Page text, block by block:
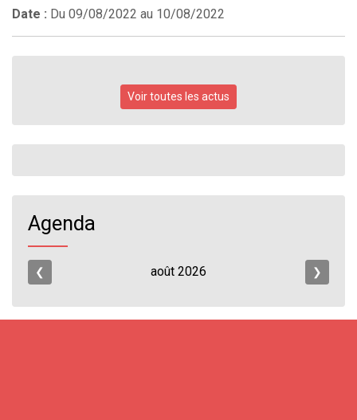
Date : Du 09/08/2022 au 10/08/2022
Voir toutes les actus
Agenda
❮ août 2026 ❯